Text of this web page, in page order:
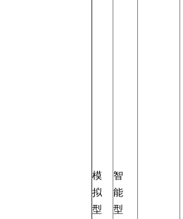
模
拟
型
智
能
型